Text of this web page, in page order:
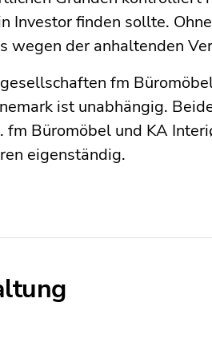
Investor finden sollte.
wegen der anhaltenden
fm
ist unabhängig.
Büromöbel und KA
eigenständig.